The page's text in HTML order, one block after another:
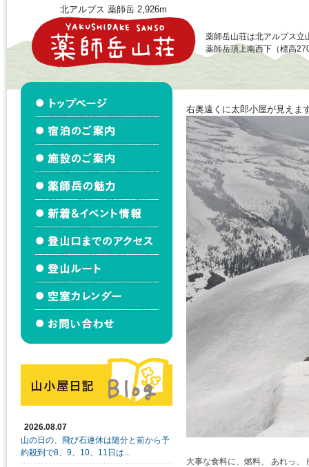
北アルプス 薬師岳 2,926m
薬師岳山荘は北アルプス立
薬師岳頂上南西下（標高
右奥遠くに太郎小屋が見えま
大事な食料に、燃料、 あれっ、
2026.08.07
山の日の、飛び石連休は随分と前から予
約殺到で8、9、10、11日は...